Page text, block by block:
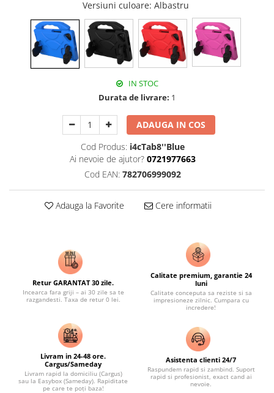
Versiuni culoare: Albastru
IN STOC
Durata de livrare: 1
ADAUGA IN COS
Cod Produs: i4cTab8''Blue
Ai nevoie de ajutor? 0721977663
Cod EAN: 782706999092
Adauga la Favorite Cere informatii
Retur GARANTAT 30 zile.
Incearca fara griji – ai 30 zile sa te
razgandesti. Taxa de retur 0 lei.
Calitate premium, garantie 24
luni
Calitate conceputa sa reziste si sa
impresioneze zilnic. Cumpara cu
incredere!
Livram in 24-48 ore.
Cargus/Sameday
Livram rapid la domiciliu (Cargus)
sau la Easybox (Sameday). Rapiditate
pe care te poți baza!
Asistenta clienti 24/7
Raspundem rapid si zambind. Suport
rapid si profesionist, exact cand ai
nevoie.